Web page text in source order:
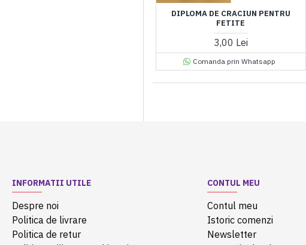
DIPLOMA DE CRACIUN PENTRU
FETITE
3,00 Lei
Comanda prin Whatsapp
INFORMATII UTILE
Despre noi
Politica de livrare
Politica de retur
CONTUL MEU
Contul meu
Istoric comenzi
Newsletter